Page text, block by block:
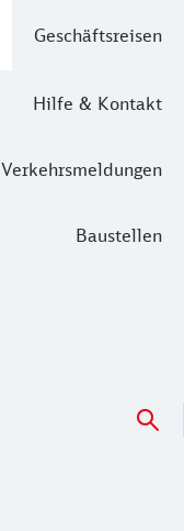
Geschäftsreisen
Hilfe & Kontakt
Verkehrsmeldungen
Baustellen